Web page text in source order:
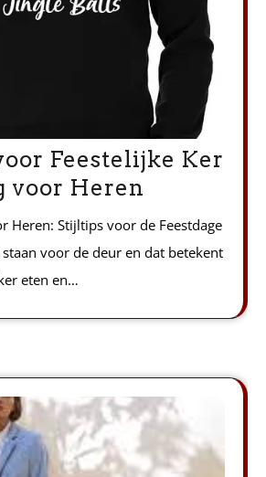
Feestelijke Ker
voor Heren
Heren: Stijltips voor de Feestdage
voor de deur en dat betekent
eten en…